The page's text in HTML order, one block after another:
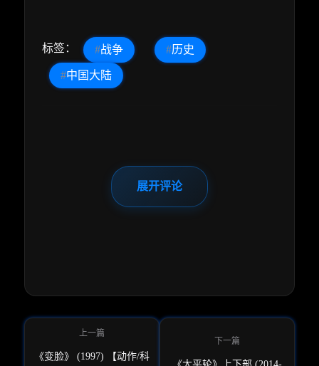
标签： #战争 #历史
#中国大陆
展开评论
《变脸》 (1997) 【动作/科
《太平轮》上下部 (2014-